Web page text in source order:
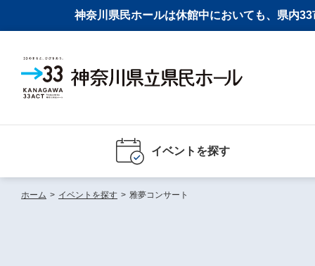
神奈川県民ホールは休館中においても、県内
イベントを探す
ホーム > イベントを探す > 雅夢コンサート